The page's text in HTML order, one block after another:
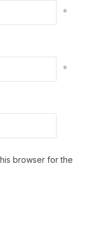
*
*
browser for the